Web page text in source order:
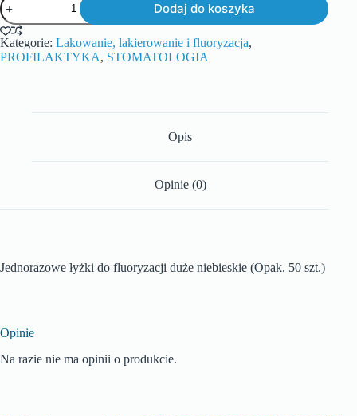
Dodaj do koszyka
Kategorie: Lakowanie, lakierowanie i fluoryzacja,
PROFILAKTYKA, STOMATOLOGIA
Opis
Opinie (0)
Jednorazowe łyżki do fluoryzacji duże niebieskie (Opak. 50 szt.)
Opinie
Na razie nie ma opinii o produkcie.